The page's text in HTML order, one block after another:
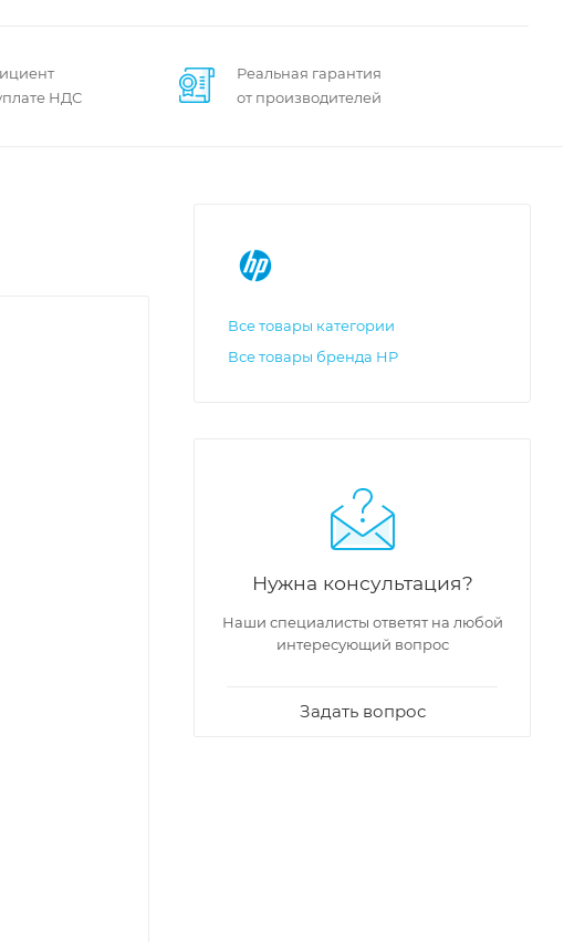
НДС
Реальная гарантия
от производителей
Все товары категории
Все товары бренда HP
Нужна консультация?
Наши специалисты ответят на любой
интересующий вопрос
Задать вопрос